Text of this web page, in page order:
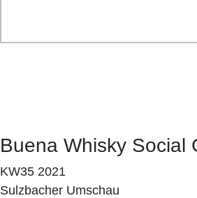
Buena Whisky Social
KW35 2021
Sulzbacher Umschau